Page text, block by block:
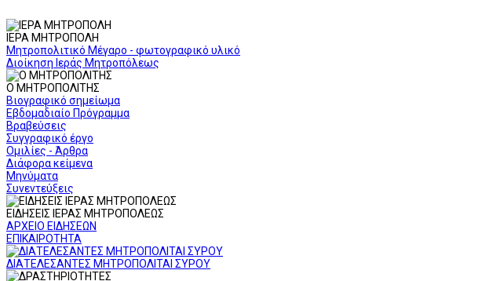
ΙΕΡΑ ΜΗΤΡΟΠΟΛΗ
Μητροπολιτικό Μέγαρο - φωτογραφικό υλικό
Διοίκηση Ιεράς Μητροπόλεως
Ο ΜΗΤΡΟΠΟΛΙΤΗΣ
Βιογραφικό σημείωμα
Εβδομαδιαίο Πρόγραμμα
Βραβεύσεις
Συγγραφικό έργο
Ομιλίες - Άρθρα
Διάφορα κείμενα
Μηνύματα
Συνεντεύξεις
ΕΙΔΗΣΕΙΣ ΙΕΡΑΣ ΜΗΤΡΟΠΟΛΕΩΣ
ΑΡΧΕΙΟ ΕΙΔΗΣΕΩΝ
ΕΠΙΚΑΙΡΟΤΗΤΑ
ΔΙΑΤΕΛΕΣΑΝΤΕΣ ΜΗΤΡΟΠΟΛΙΤΑΙ ΣΥΡΟΥ